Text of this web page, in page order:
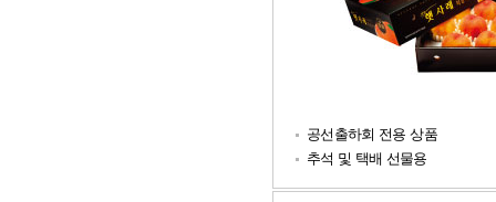
공선출하회 전용 상품
추석 및 택배 선물용